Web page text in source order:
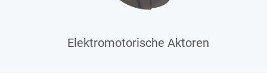
Elektromotorische Aktoren